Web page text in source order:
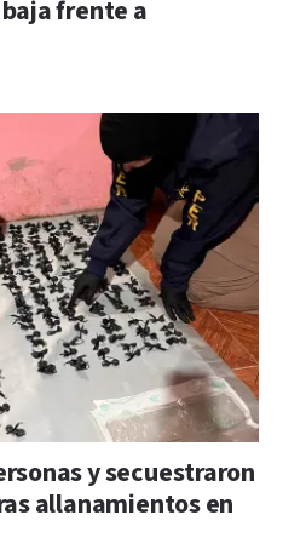
frente a
y secuestraron
allanamientos en